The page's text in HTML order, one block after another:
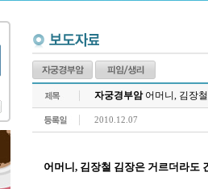
자궁경부암어머니, 김장
2010.12.07
어머니, 김장철 김장은 거르더라도